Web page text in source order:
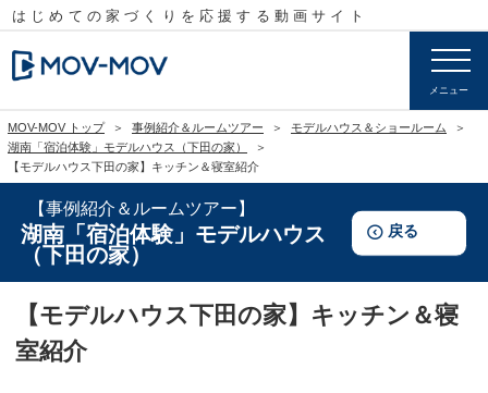
はじめての家づくりを応援する 動画サイト
メニュー
MOV-MOV トップ 事例紹介＆ルームツアー
モデルハウス＆ショールーム
湖南「宿泊体験」モデルハウス（下田の家）
【モデルハウス下田の家】キッチン＆寝室紹介
事例紹介＆ルームツアー
湖南「宿泊体験」モデルハウス
（下田の家）
戻る
【モデルハウス下田の家】キッチン＆寝
室紹介